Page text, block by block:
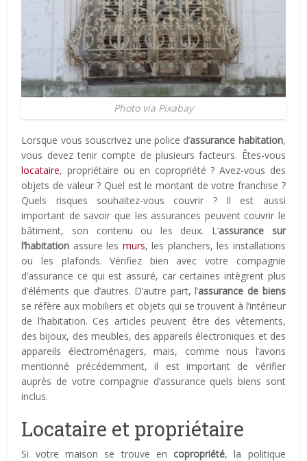
Photo via Pixabay
Lorsque vous souscrivez une police d’assurance habitation,
vous devez tenir compte de plusieurs facteurs. Êtes-vous
locataire, propriétaire ou en copropriété ? Avez-vous des
objets de valeur ? Quel est le montant de votre franchise ?
Quels risques souhaitez-vous couvrir ? Il est aussi
important de savoir que les assurances peuvent couvrir le
bâtiment, son contenu ou les deux. L’assurance sur
l’habitation assure les murs, les planchers, les installations
ou les plafonds. Vérifiez bien avec votre compagnie
d’assurance ce qui est assuré, car certaines intègrent plus
d’éléments que d’autres. D’autre part, l’assurance de biens
se réfère aux mobiliers et objets qui se trouvent à l’intérieur
de l’habitation. Ces articles peuvent être des vêtements,
des bijoux, des meubles, des appareils électroniques et des
appareils électroménagers, mais, comme nous l’avons
mentionné précédemment, il est important de vérifier
auprès de votre compagnie d’assurance quels biens sont
inclus.
Locataire et propriétaire
Si votre maison se trouve en copropriété, la politique